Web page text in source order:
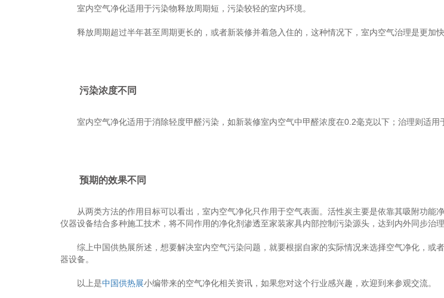
室内空气净化适用于污染物释放周期短，污染较轻的室内环境。
释放周期超过半年甚至周期更长的，或者新装修并着急入住的，这种情况下，室内空气治理是更加
污染浓度不同
室内空气净化适用于消除轻度甲醛污染，如新装修室内空气中甲醛浓度在0.2毫克以下；治理则适用
预期的效果不同
从两类方法的作用目标可以看出，室内空气净化只作用于空气表面。活性炭主要是依靠其吸附功能
仪器设备结合多种施工技术，将不同作用的净化剂渗透至家装家具内部控制污染源头，达到内外同步治理
综上中国供热展所述，想要解决室内空气污染问题，就要根据自家的实际情况来选择空气净化，或
器设备。
以上是中国供热展小编带来的空气净化相关资讯，如果您对这个行业感兴趣，欢迎到来参观交流。